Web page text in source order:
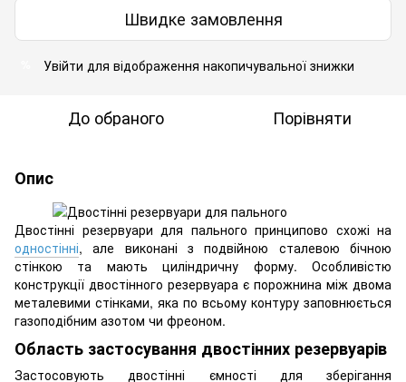
Швидке замовлення
Увійти для відображення накопичувальної знижки
До обраного Порівняти
Опис
Двостінні резервуари для пального принципово схожі на
одностінні, але виконані з подвійною сталевою бічною
стінкою та мають циліндричну форму. Особливістю
конструкції двостінного резервуара є порожнина між двома
металевими стінками, яка по всьому контуру заповнюється
газоподібним азотом чи фреоном.
Область застосування двостінних резервуарів
Застосовують двостінні ємності для зберігання